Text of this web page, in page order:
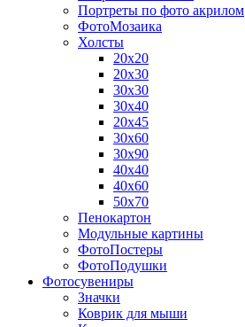
Портреты по фото акрилом
ФотоМозаика
Холсты
20х20
20х30
30х30
30х40
20х45
30х60
30х90
40х40
40х60
50х70
Пенокартон
Модульные картины
ФотоПостеры
ФотоПодушки
Фотоcувениры
Значки
Коврик для мыши